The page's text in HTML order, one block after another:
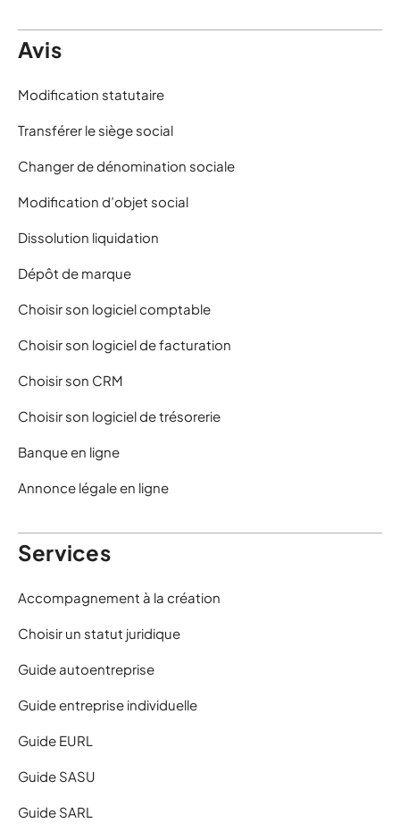
Avis
Modification statutaire
Transférer le siège social
Changer de dénomination sociale
Modification d’objet social
Dissolution liquidation
Dépôt de marque
Choisir son logiciel comptable
Choisir son logiciel de facturation
Choisir son CRM
Choisir son logiciel de trésorerie
Banque en ligne
Annonce légale en ligne
Services
Accompagnement à la création
Choisir un statut juridique
Guide autoentreprise
Guide entreprise individuelle
Guide EURL
Guide SASU
Guide SARL